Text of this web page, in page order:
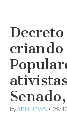
criando
byABN NEWS • 29/